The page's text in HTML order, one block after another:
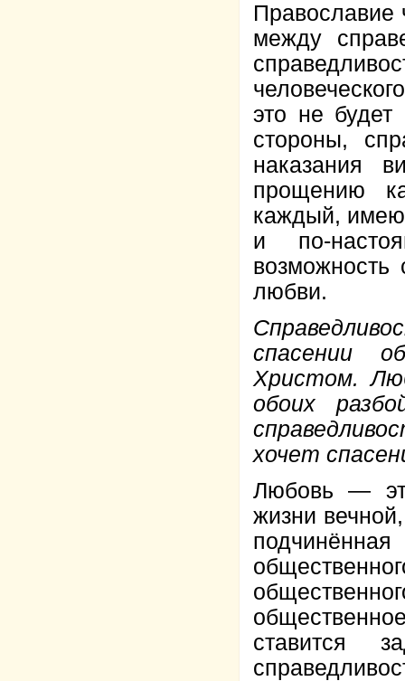
Православие
между
это не
стороны,
наказания
прощению
каждый,
и по-
возможность
любви.
спасении
Христом.
обоих
хочет
Любовь —
жизни
ставится